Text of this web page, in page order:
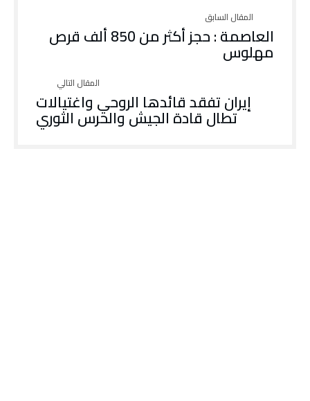
العاصمة : حجز أكثر من 850 ألف قرص
مهلوس
إيران تفقد قائدها الروحي واغتيالات
تطال قادة الجيش والحرس الثوري